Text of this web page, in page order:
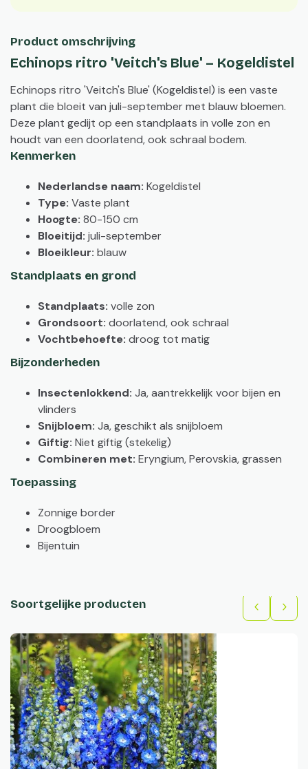
Product omschrijving
Echinops ritro 'Veitch's Blue' – Kogeldistel
Echinops ritro 'Veitch's Blue' (Kogeldistel) is een vaste
plant die bloeit van juli-september met blauw bloemen.
Deze plant gedijt op een standplaats in volle zon en
houdt van een doorlatend, ook schraal bodem.
Kenmerken
Nederlandse naam: Kogeldistel
Type: Vaste plant
Hoogte: 80-150 cm
Bloeitijd: juli-september
Bloeikleur: blauw
Standplaats en grond
Standplaats: volle zon
Grondsoort: doorlatend, ook schraal
Vochtbehoefte: droog tot matig
Bijzonderheden
Insectenlokkend: Ja, aantrekkelijk voor bijen en
vlinders
Snijbloem: Ja, geschikt als snijbloem
Giftig: Niet giftig (stekelig)
Combineren met: Eryngium, Perovskia, grassen
Toepassing
Zonnige border
Droogbloem
Bijentuin
Soortgelijke producten